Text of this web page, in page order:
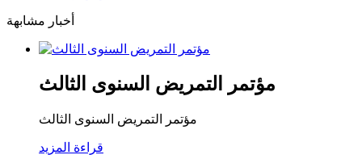
أخبار مشابهة
مؤتمر التمريض السنوى الثالث
مؤتمر التمريض السنوى الثالث
قراءة المزيد